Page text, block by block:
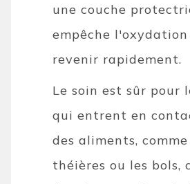
une couche
empêche l'oxydation
revenir rapidement.
Le soin est sûr pour
qui entrent en
des aliments, comme
théières ou les bols,